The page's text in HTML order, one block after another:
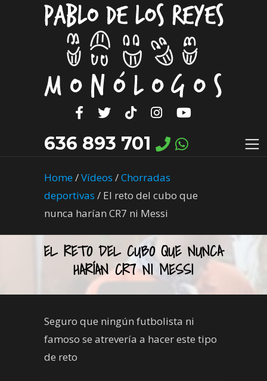
636 893 701
Home/Vídeos /Chorradas
deportivas / El reto del cubo que
nunca harían CR7 ni Messi
EL RETO DEL CUBO QUE NUNCA
HARÍAN CR7 NI MESSI
Seguro que ningún futbolista ni
famoso se atrevería a hacer este tipo
de reto